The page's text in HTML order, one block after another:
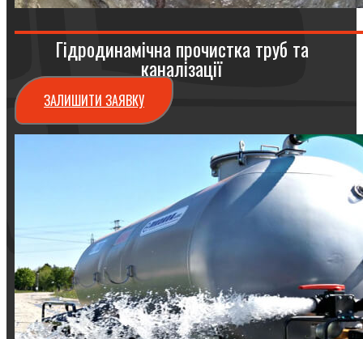
Гідродинамічна прочистка труб та
каналізації
ЗАЛИШИТИ ЗАЯВКУ